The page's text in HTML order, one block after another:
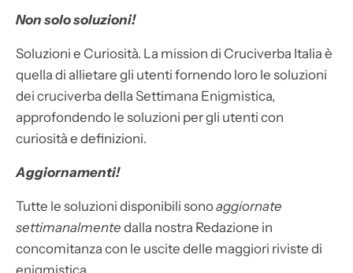
Non solo soluzioni!
Soluzioni e Curiosità. La mission di Cruciverba Italia è
quella di allietare gli utenti fornendo loro le soluzioni
dei cruciverba della Settimana Enigmistica,
approfondendo le soluzioni per gli utenti con
curiosità e definizioni.
Aggiornamenti!
Tutte le soluzioni disponibili sonoaggiornate
settimanalmente dalla nostra Redazione in
concomitanza con le uscite delle maggiori riviste di
enigmistica.